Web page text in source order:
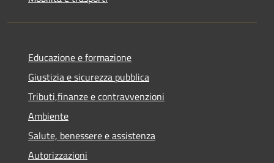
Educazione e formazione
Giustizia e sicurezza pubblica
Tributi,finanze e contravvenzioni
Ambiente
Salute, benessere e assistenza
Autorizzazioni